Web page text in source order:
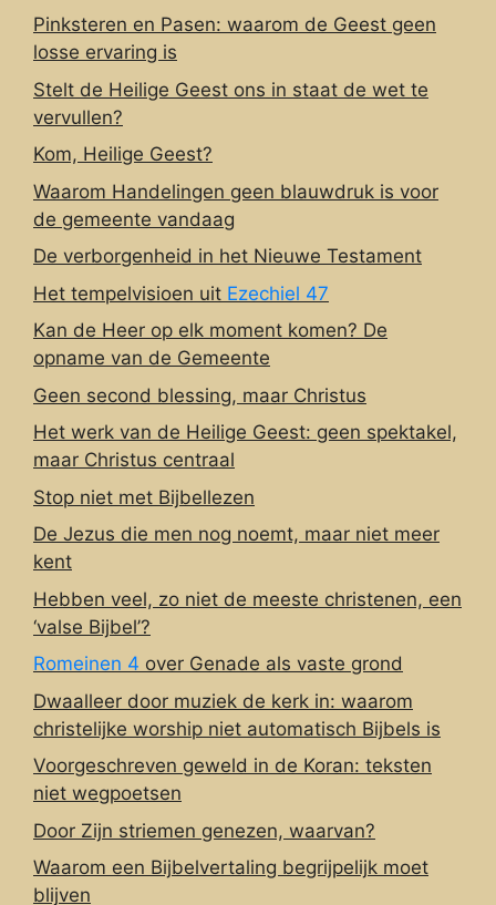
Pinksteren en Pasen: waarom de Geest geen
losse ervaring is
Stelt de Heilige Geest ons in staat de wet te
vervullen?
Kom, Heilige Geest?
Waarom Handelingen geen blauwdruk is voor
de gemeente vandaag
De verborgenheid in het Nieuwe Testament
Het tempelvisioen uit Ezechiel 47
Kan de Heer op elk moment komen? De
opname van de Gemeente
Geen second blessing, maar Christus
Het werk van de Heilige Geest: geen spektakel,
maar Christus centraal
Stop niet met Bijbellezen
De Jezus die men nog noemt, maar niet meer
kent
Hebben veel, zo niet de meeste christenen, een
‘valse Bijbel’?
Romeinen 4 over Genade als vaste grond
Dwaalleer door muziek de kerk in: waarom
christelijke worship niet automatisch Bijbels is
Voorgeschreven geweld in de Koran: teksten
niet wegpoetsen
Door Zijn striemen genezen, waarvan?
Waarom een Bijbelvertaling begrijpelijk moet
blijven